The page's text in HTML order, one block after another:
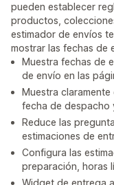
pueden establecer
productos,
estimador de envíos
mostrar las fechas de
Muestra fechas de
de envío en las
Muestra
fecha de despacho
Reduce las
estimaciones de
Configura las
preparación, horas